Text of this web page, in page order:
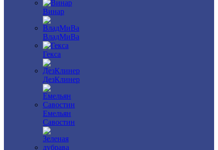
Винар
ВладМиВа
Гекса
ДезКлинер
Емельян
Савостин